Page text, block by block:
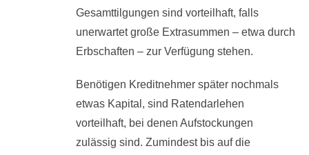
Gesamttilgungen sind vorteilhaft, falls
unerwartet große Extrasummen – etwa durch
Erbschaften – zur Verfügung stehen.
Benötigen Kreditnehmer später nochmals
etwas Kapital, sind Ratendarlehen
vorteilhaft, bei denen Aufstockungen
zulässig sind. Zumindest bis auf die